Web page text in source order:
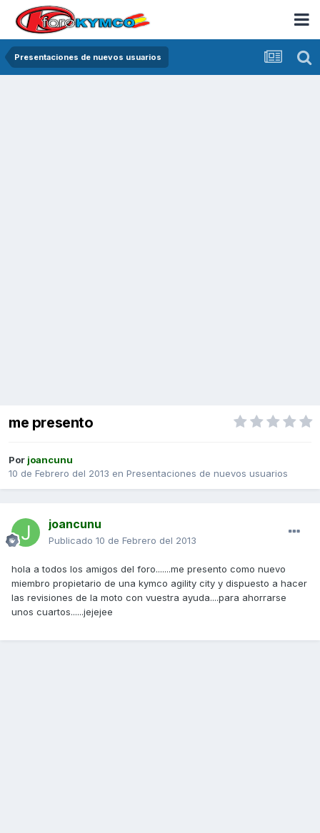
Presentaciones de nuevos usuarios
me presento
Por joancunu
10 de Febrero del 2013 en Presentaciones de nuevos usuarios
joancunu
Publicado 10 de Febrero del 2013
hola a todos los amigos del foro.......me presento como nuevo
miembro propietario de una kymco agility city y dispuesto a hacer
las revisiones de la moto con vuestra ayuda....para ahorrarse
unos cuartos......jejejee